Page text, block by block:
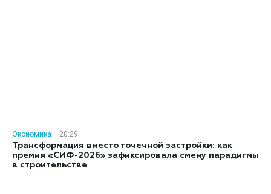
Экономика
20:29
Трансформация вместо точечной застройки: как
премия «СИФ-2026» зафиксировала смену парадигмы
в строительстве